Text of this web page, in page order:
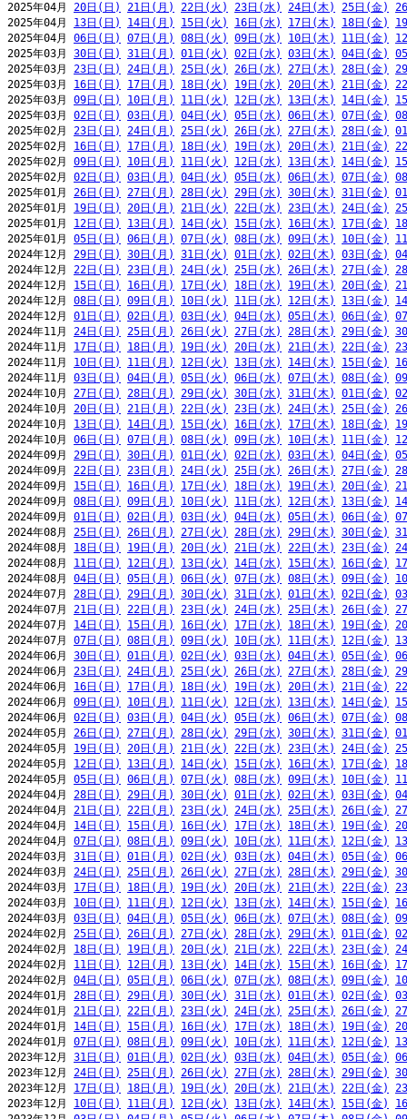
2025年04月 20日(日) 21日(月) 22日(火) 23日(水) 24日(木) 25日(金)
2025年04月 13日(日) 14日(月) 15日(火) 16日(水) 17日(木) 18日(金)
2025年04月 06日(日) 07日(月) 08日(火) 09日(水) 10日(木) 11日(金)
2025年03月 30日(日) 31日(月) 01日(火) 02日(水) 03日(木) 04日(金)
2025年03月 23日(日) 24日(月) 25日(火) 26日(水) 27日(木) 28日(金)
2025年03月 16日(日) 17日(月) 18日(火) 19日(水) 20日(木) 21日(金)
2025年03月 09日(日) 10日(月) 11日(火) 12日(水) 13日(木) 14日(金)
2025年03月 02日(日) 03日(月) 04日(火) 05日(水) 06日(木) 07日(金)
2025年02月 23日(日) 24日(月) 25日(火) 26日(水) 27日(木) 28日(金)
2025年02月 16日(日) 17日(月) 18日(火) 19日(水) 20日(木) 21日(金)
2025年02月 09日(日) 10日(月) 11日(火) 12日(水) 13日(木) 14日(金)
2025年02月 02日(日) 03日(月) 04日(火) 05日(水) 06日(木) 07日(金)
2025年01月 26日(日) 27日(月) 28日(火) 29日(水) 30日(木) 31日(金)
2025年01月 19日(日) 20日(月) 21日(火) 22日(水) 23日(木) 24日(金)
2025年01月 12日(日) 13日(月) 14日(火) 15日(水) 16日(木) 17日(金)
2025年01月 05日(日) 06日(月) 07日(火) 08日(水) 09日(木) 10日(金)
2024年12月 29日(日) 30日(月) 31日(火) 01日(水) 02日(木) 03日(金)
2024年12月 22日(日) 23日(月) 24日(火) 25日(水) 26日(木) 27日(金)
2024年12月 15日(日) 16日(月) 17日(火) 18日(水) 19日(木) 20日(金)
2024年12月 08日(日) 09日(月) 10日(火) 11日(水) 12日(木) 13日(金)
2024年12月 01日(日) 02日(月) 03日(火) 04日(水) 05日(木) 06日(金)
2024年11月 24日(日) 25日(月) 26日(火) 27日(水) 28日(木) 29日(金)
2024年11月 17日(日) 18日(月) 19日(火) 20日(水) 21日(木) 22日(金)
2024年11月 10日(日) 11日(月) 12日(火) 13日(水) 14日(木) 15日(金)
2024年11月 03日(日) 04日(月) 05日(火) 06日(水) 07日(木) 08日(金)
2024年10月 27日(日) 28日(月) 29日(火) 30日(水) 31日(木) 01日(金)
2024年10月 20日(日) 21日(月) 22日(火) 23日(水) 24日(木) 25日(金)
2024年10月 13日(日) 14日(月) 15日(火) 16日(水) 17日(木) 18日(金)
2024年10月 06日(日) 07日(月) 08日(火) 09日(水) 10日(木) 11日(金)
2024年09月 29日(日) 30日(月) 01日(火) 02日(水) 03日(木) 04日(金)
2024年09月 22日(日) 23日(月) 24日(火) 25日(水) 26日(木) 27日(金)
2024年09月 15日(日) 16日(月) 17日(火) 18日(水) 19日(木) 20日(金)
2024年09月 08日(日) 09日(月) 10日(火) 11日(水) 12日(木) 13日(金)
2024年09月 01日(日) 02日(月) 03日(火) 04日(水) 05日(木) 06日(金)
2024年08月 25日(日) 26日(月) 27日(火) 28日(水) 29日(木) 30日(金)
2024年08月 18日(日) 19日(月) 20日(火) 21日(水) 22日(木) 23日(金)
2024年08月 11日(日) 12日(月) 13日(火) 14日(水) 15日(木) 16日(金)
2024年08月 04日(日) 05日(月) 06日(火) 07日(水) 08日(木) 09日(金)
2024年07月 28日(日) 29日(月) 30日(火) 31日(水) 01日(木) 02日(金)
2024年07月 21日(日) 22日(月) 23日(火) 24日(水) 25日(木) 26日(金)
2024年07月 14日(日) 15日(月) 16日(火) 17日(水) 18日(木) 19日(金)
2024年07月 07日(日) 08日(月) 09日(火) 10日(水) 11日(木) 12日(金)
2024年06月 30日(日) 01日(月) 02日(火) 03日(水) 04日(木) 05日(金)
2024年06月 23日(日) 24日(月) 25日(火) 26日(水) 27日(木) 28日(金)
2024年06月 16日(日) 17日(月) 18日(火) 19日(水) 20日(木) 21日(金)
2024年06月 09日(日) 10日(月) 11日(火) 12日(水) 13日(木) 14日(金)
2024年06月 02日(日) 03日(月) 04日(火) 05日(水) 06日(木) 07日(金)
2024年05月 26日(日) 27日(月) 28日(火) 29日(水) 30日(木) 31日(金)
2024年05月 19日(日) 20日(月) 21日(火) 22日(水) 23日(木) 24日(金)
2024年05月 12日(日) 13日(月) 14日(火) 15日(水) 16日(木) 17日(金)
2024年05月 05日(日) 06日(月) 07日(火) 08日(水) 09日(木) 10日(金)
2024年04月 28日(日) 29日(月) 30日(火) 01日(水) 02日(木) 03日(金)
2024年04月 21日(日) 22日(月) 23日(火) 24日(水) 25日(木) 26日(金)
2024年04月 14日(日) 15日(月) 16日(火) 17日(水) 18日(木) 19日(金)
2024年04月 07日(日) 08日(月) 09日(火) 10日(水) 11日(木) 12日(金)
2024年03月 31日(日) 01日(月) 02日(火) 03日(水) 04日(木) 05日(金)
2024年03月 24日(日) 25日(月) 26日(火) 27日(水) 28日(木) 29日(金)
2024年03月 17日(日) 18日(月) 19日(火) 20日(水) 21日(木) 22日(金)
2024年03月 10日(日) 11日(月) 12日(火) 13日(水) 14日(木) 15日(金)
2024年03月 03日(日) 04日(月) 05日(火) 06日(水) 07日(木) 08日(金)
2024年02月 25日(日) 26日(月) 27日(火) 28日(水) 29日(木) 01日(金)
2024年02月 18日(日) 19日(月) 20日(火) 21日(水) 22日(木) 23日(金)
2024年02月 11日(日) 12日(月) 13日(火) 14日(水) 15日(木) 16日(金)
2024年02月 04日(日) 05日(月) 06日(火) 07日(水) 08日(木) 09日(金)
2024年01月 28日(日) 29日(月) 30日(火) 31日(水) 01日(木) 02日(金)
2024年01月 21日(日) 22日(月) 23日(火) 24日(水) 25日(木) 26日(金)
2024年01月 14日(日) 15日(月) 16日(火) 17日(水) 18日(木) 19日(金)
2024年01月 07日(日) 08日(月) 09日(火) 10日(水) 11日(木) 12日(金)
2023年12月 31日(日) 01日(月) 02日(火) 03日(水) 04日(木) 05日(金)
2023年12月 24日(日) 25日(月) 26日(火) 27日(水) 28日(木) 29日(金)
2023年12月 17日(日) 18日(月) 19日(火) 20日(水) 21日(木) 22日(金)
2023年12月 10日(日) 11日(月) 12日(火) 13日(水) 14日(木) 15日(金)